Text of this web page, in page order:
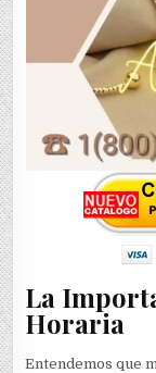
La
Horaria
Entendemos que